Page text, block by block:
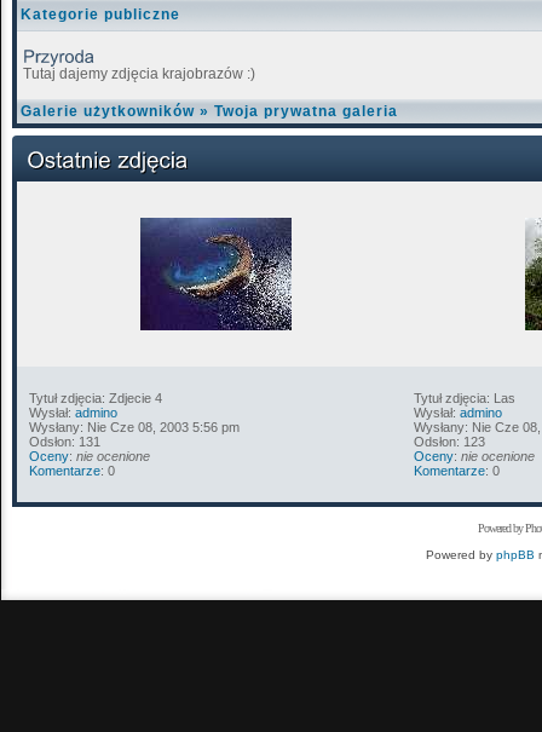
Kategorie publiczne
Tutaj dajemy zdjęcia krajobrazów :)
Galerie użytkowników » Twoja prywatna galeria
Tytuł zdjęcia: Zdjecie 4
Wysłał: admino
Wysłany: Nie Cze 08, 2003 5:56 pm
Odsłon: 131
Oceny: nie ocenione
Komentarze: 0
Tytuł zdjęcia: Las
Wysłał: admino
Wysłany: Nie Cze
Odsłon: 123
Oceny: nie ocenione
Komentarze: 0
Powered by
Powered by phpBB